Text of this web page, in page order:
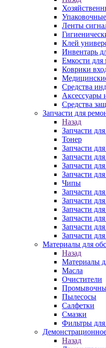
Ленты
Клей
Инвентарь
Емкости для
Коврики
Средства
Аксессуары
Средства
Запчасти для
Назад
Запчасти
Тонер
Запчасти
Запчасти
Запчасти
Запчасти
Чипы
Запчасти
Запчасти
Запчасти
Запчасти
Запчасти
Запчасти
Материалы для
Назад
Материалы
Масла
Очистители
Пылесосы
Салфетки
Смазки
Фильтры для
Назад